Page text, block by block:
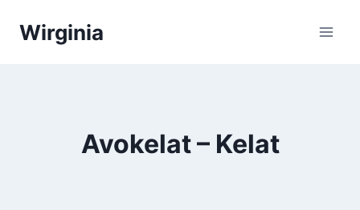
sisältöön
Wirginia
Avokelat – Kelat